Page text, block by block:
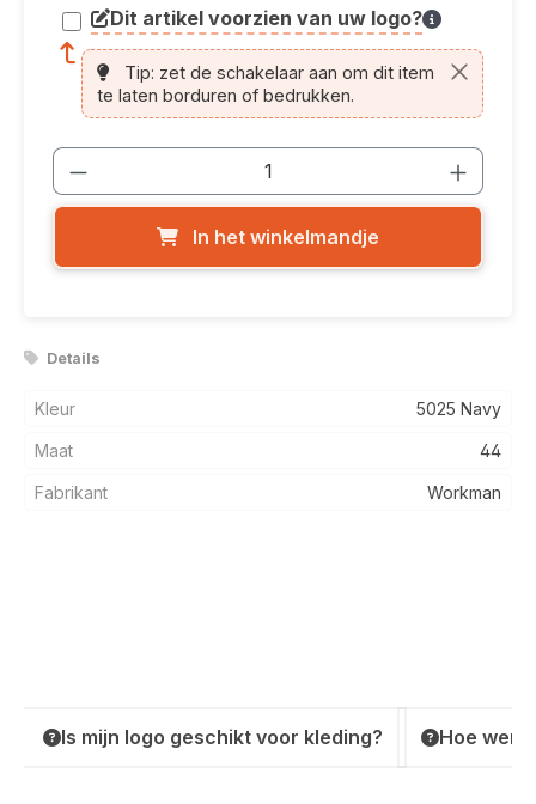
Dit artikel voorzien van uw logo?
article.printing.helptext
Tip: zet de schakelaar aan om dit item
te laten borduren of bedrukken.
Producthoeveelheid: Voer de
In het winkelmandje
Details
Kleur 5025 Navy
Maat 44
Fabrikant Workman
Is mijn logo geschikt voor kleding? Hoe